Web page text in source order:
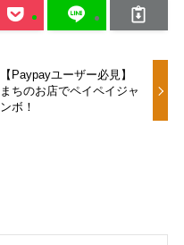
【Paypayユーザー必見】
まちのお店でペイペイジャ
ンボ！